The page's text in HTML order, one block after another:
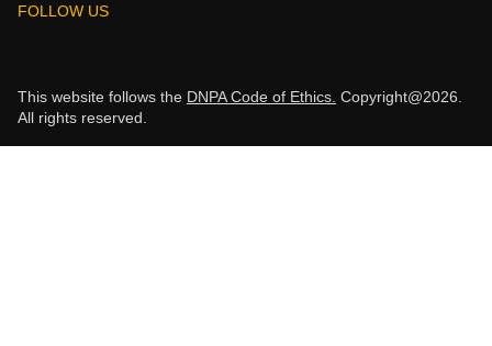
FOLLOW US
This website follows the DNPA Code of Ethics. Copyright@2026.
All rights reserved.